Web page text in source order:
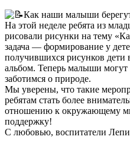
Как наши малыши
На этой неделе ребята из
рисовали рисунки на тему
задача — формирование у
получившихся рисунков дети
альбом. Теперь малыши могут
заботимся о природе.
Мы уверены, что такие
ребятам стать более
отношению к окружающему
поддержку!
С любовью, воспитатели